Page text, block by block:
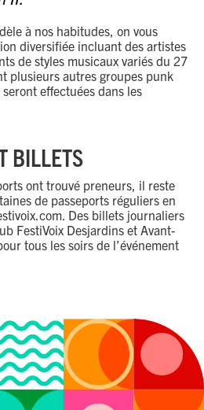
à nos habitudes, on vous
diversifiée incluant des artistes
de styles musicaux variés du 27
plusieurs autres groupes punk
effectuées dans les
BILLETS
ont trouvé preneurs, il reste
de passeports réguliers en
Des billets journaliers
FestiVoix Desjardins et Avant-
tous les soirs de l’événement